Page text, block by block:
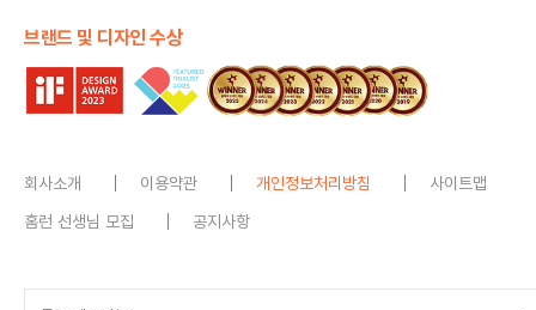
브랜드 및 디자인 수상
회사소개 이용약관 개인정보처리방침
사이트맵
홈런 선생님 모집
공지사항